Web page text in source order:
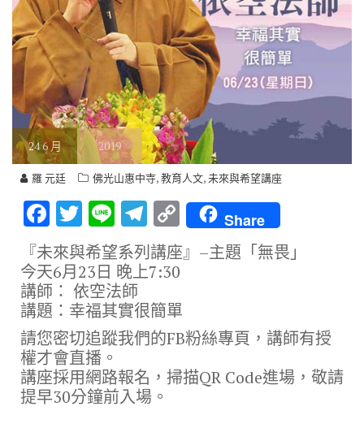
246 月 2019
羅 元廷 佛光山惠中寺,教育人文,未來與希望講座
F
ac
e
b
o
o
k
T
w
it
te
r
Li
n
e
T
el
e
a
m
C
o
p
Li
n
k
Share
『未來與希望系列講座』–主題「無畏」
今天6月23日 晚上7:30
講師： 依空法師
講題：幸福其實很簡單
請您密切追蹤我們的FB粉絲專頁，講師有授
權才會直播。
講座採用網路報名，掃描QR Code進場，敬請
提早30分鐘前入場。